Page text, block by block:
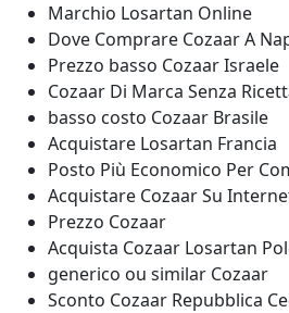
Marchio Losartan Online
Dove Comprare Cozaar A
Prezzo basso Cozaar Israele
Cozaar Di Marca Senza
basso costo Cozaar Brasile
Acquistare Losartan Francia
Posto Più Economico Per
Acquistare Cozaar Su
Prezzo Cozaar
Acquista Cozaar Losartan
generico ou similar Cozaar
Sconto Cozaar Repubblica